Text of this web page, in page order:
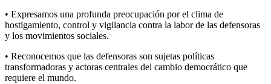
• Expresamos una profunda preocupación por el clima de
hostigamiento, control y vigilancia contra la labor de las defensoras
y los movimientos sociales.
• Reconocemos que las defensoras son sujetas políticas
transformadoras y actoras centrales del cambio democrático que
requiere el mundo.